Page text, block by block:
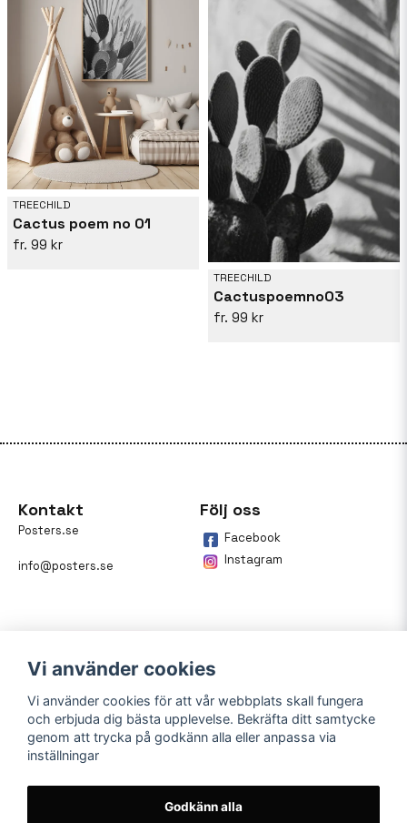
TREECHILD
Cactus poem no 01
99 kr
TREECHILD
Cactuspoemno03
99 kr
Kontakt
Posters.se
info@posters.se
Följ oss
Facebook
Instagram
Betalning
På posters.se kan du enkelt
Vi använder cookies
Vi använder cookies för att vår webbplats skall fungera
och erbjuda dig bästa upplevelse. Bekräfta ditt samtycke
genom att trycka på godkänn alla eller anpassa via
inställningar
Godkänn alla